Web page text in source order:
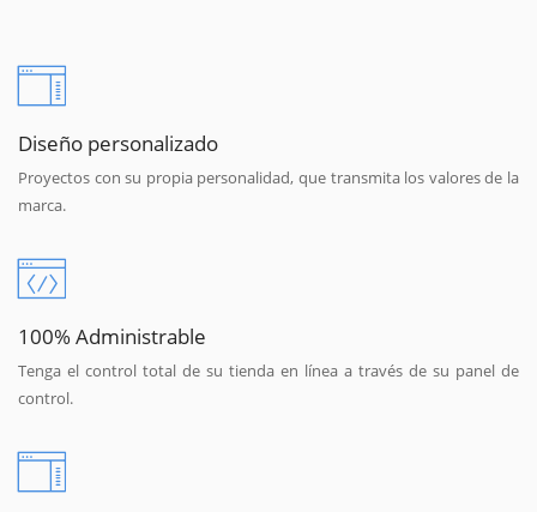
Diseño personalizado
Proyectos con su propia personalidad, que transmita los valores de la
marca.
100% Administrable
Tenga el control total de su tienda en línea a través de su panel de
control.